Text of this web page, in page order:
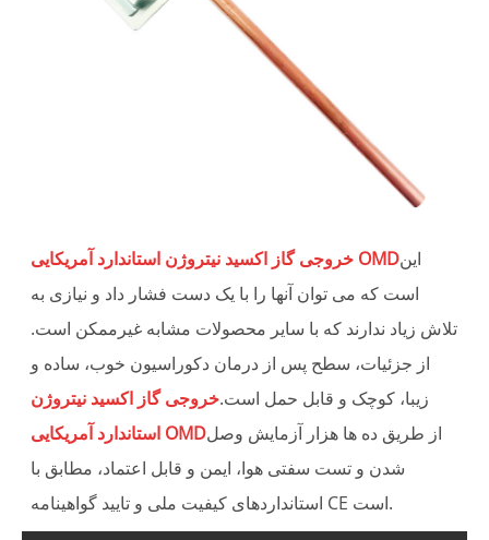
خروجی گاز اکسید نیتروژن استاندارد آمریکایی OMDاین
است که می توان آنها را با یک دست فشار داد و نیازی به
تلاش زیاد ندارند که با سایر محصولات مشابه غیرممکن است.
از جزئیات، سطح پس از درمان دکوراسیون خوب، ساده و
زیبا، کوچک و قابل حمل است.خروجی گاز اکسید نیتروژن
استاندارد آمریکایی OMDاز طریق ده ها هزار آزمایش وصل
شدن و تست سفتی هوا، ایمن و قابل اعتماد، مطابق با
استانداردهای کیفیت ملی و تایید گواهینامه CE است.